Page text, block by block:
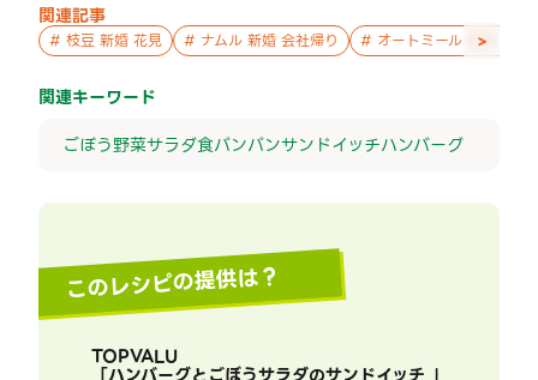
関連記事
# 枝豆 新婚 花見 # ナムル 新婚 会社帰り # オートミール 新婚 パー
>
関連キーワード
ごぼう野菜サラダ食パンパンサンドイッチハンバーグ
このレシピの提供は？
TOPVALU
「ハンバーグとごぼうサラダのサンドイッチ 」